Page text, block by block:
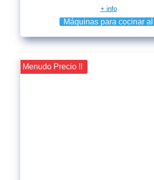
+ info
Máquinas para cocinar
¡¡ Menudo Precio !!